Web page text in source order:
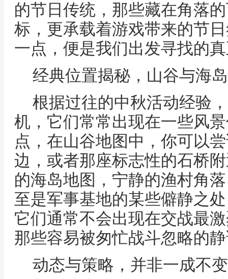
的节日传统，那些藏在角落
标，更承载着游戏带来的节
一点，便是我们出发寻找的
经典位置揭秘，山谷与海
根据过往的中秋活动经验
机，它们常常出现在一些风
点，在山谷地图中，你可以
边，或者那座标志性的石桥
的海岛地图，宁静的渔村角
至是军事基地的某些僻静之
它们通常不会出现在交战最
那些容易被匆忙战斗忽略的
动态与策略，并非一成不